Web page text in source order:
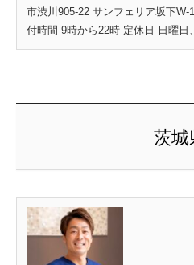
市渋川905-22 サンフェリア坂下W-
付時間 9時から22時 定休日 日曜日
茨城